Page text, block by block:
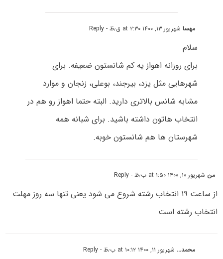
مهساشهریور ۱۳, ۱۴۰۰ at ۲:۳۰ ق٫ظ - Reply
سلام
برای روزانه اهواز یه کم شانستون ضعیفه. برای
شهرهایی مثل یزد، بیرجند، بوعلی، زنجان و موارد
مشابه شانس بالاتری دارید. البته حتما اهواز رو هم در
انتخاب هاتون داشته باشید. برای شبانه همه
شهرستان ها هم شانستون خوبه.
من شهریور ۱۰, ۱۴۰۰ at ۱:۵۰ ب٫ظ - Reply
از ساعت ۱۹ انتخاب رشته شروع می شود یعنی تنها سه روز مهلت
انتخاب رشته است
محمد... شهریور ۱۱, ۱۴۰۰ at ۱۰:۱۲ ب٫ظ - Reply